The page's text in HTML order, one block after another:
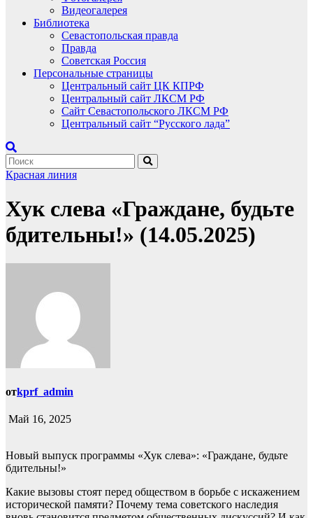
Видеогалерея
Библиотека
Севастопольская правда
Правда
Советская Россия
Персональные страницы
Центральный сайт ЦК КПРФ
Центральный сайт ЛКСМ РФ
Сайт Севастопольского ЛКСМ РФ
Центральный сайт “Русского лада”
Красная линия
Хук слева «Граждане, будьте
бдительны!» (14.05.2025)
отkprf_admin
Май 16, 2025
Новый выпуск программы «Хук слева»: «Граждане, будьте
бдительны!»
Какие вызовы стоят перед обществом в борьбе с искажением
исторической памяти? Почему тема советского наследия